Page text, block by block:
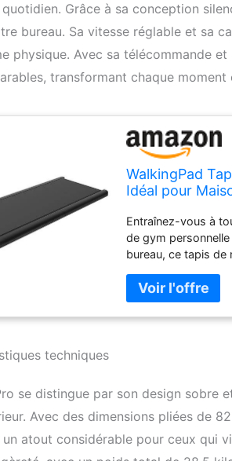
quotidien. Grâce à sa conception
bureau. Sa vitesse réglable et sa
physique. Avec sa télécommande
transformant chaque
WalkingPad
Idéal pour
Entraînez-vous à
de gym
bureau, ce tapis
les bureaux, les
assemblage
facilement plié
kilogrammes, le
traditionnels du
vitesse en fonction
sans effort la
techniques
se distingue par son design sobre
Avec des dimensions pliées de
atout considérable pour ceux qui